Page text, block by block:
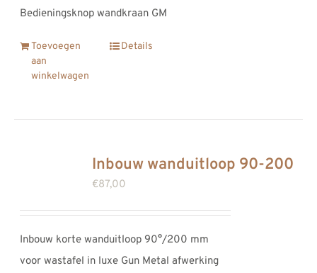
Bedieningsknop wandkraan GM
Toevoegen
aan
winkelwagen
Details
Inbouw wanduitloop 90-200
€87,00
Inbouw korte wanduitloop 90°/200 mm
voor wastafel in luxe Gun Metal afwerking